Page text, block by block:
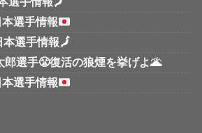
本選手情報
本選手情報🗾
郎選手😤復活の狼煙を挙げよ🌋
本選手情報